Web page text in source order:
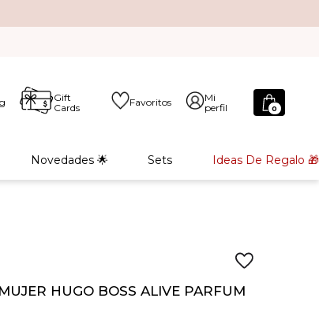
Gift
Cards
Favoritos
Mi
perfil
0
Novedades 🌟 Sets Ideas De Regalo 🎁
HUGO BOSS ALIVE PARFUM